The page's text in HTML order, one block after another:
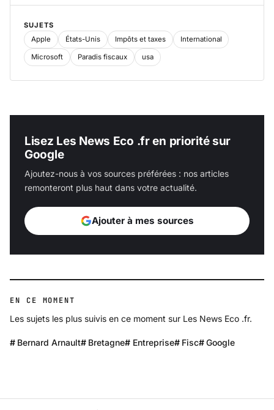
SUJETS
Apple
États-Unis Impôts et taxes International
Microsoft Paradis fiscaux usa
Lisez Les News Eco .fr en priorité sur
Google
Ajoutez-nous à vos sources préférées : nos articles
remonteront plus haut dans votre actualité.
Ajouter à mes sources
EN CE MOMENT
Les sujets les plus suivis en ce moment sur Les News Eco .fr.
Bernard Arnault Bretagne Entreprise Fisc Google